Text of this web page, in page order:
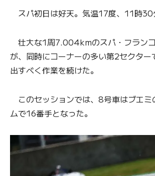
スパ初日は好天。気温17度、11時30
壮大な1周7.004kmのスパ・フランコ
が、同時にコーナーの多い第2セクタ
出すべく作業を続けた。
このセッションでは、8号車はブエ
ムで16番手となった。